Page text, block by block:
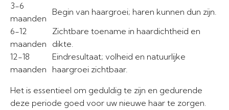
3-6
maanden
Begin van haargroei; haren kunnen dun zijn.
6-12
maanden
Zichtbare toename in haardichtheid en
dikte.
12-18
maanden
Eindresultaat; volheid en natuurlijke
haargroei zichtbaar.
Het is essentieel om geduldig te zijn en gedurende
deze periode goed voor uw nieuwe haar te zorgen.